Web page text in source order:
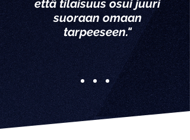
että tilaisuus osui juuri
suoraan omaan
tarpeeseen."